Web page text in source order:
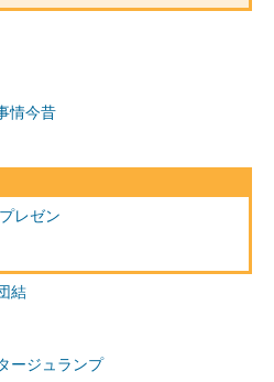
情今昔
レゼン
結
ジュランプ